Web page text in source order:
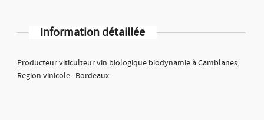
Information détaillée
Producteur viticulteur vin biologique biodynamie à Camblanes,
Region vinicole : Bordeaux